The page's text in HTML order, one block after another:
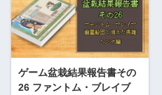
ゲーム盆栽結果報告書その
26 ファントム・ブレイブ